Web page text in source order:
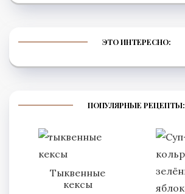
ЭТО ИНТЕРЕСНО:
ПОПУЛЯРНЫЕ РЕЦЕПТЫ:
Тыквенные
кексы